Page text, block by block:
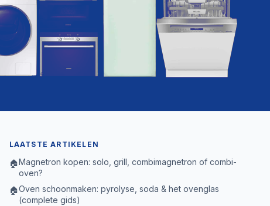
LAATSTE ARTIKELEN
🏠 Magnetron kopen: solo, grill, combimagnetron of combi-
oven?
🏠Oven schoonmaken: pyrolyse, soda & het ovenglas
(complete gids)